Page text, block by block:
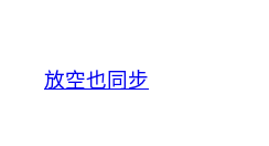
放空也同步